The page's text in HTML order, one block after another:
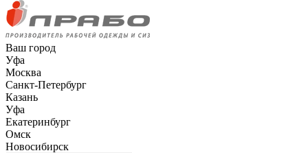
Ваш город
Уфа
Москва
Санкт-Петербург
Казань
Уфа
Екатеринбург
Омск
Новосибирск